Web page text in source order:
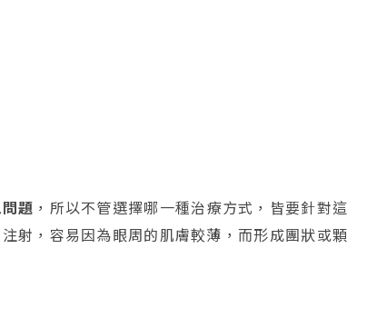
題 ，所以不管選擇哪一種治療方式，皆要針對這
射，容易因為眼周的肌膚較薄，而形成團狀或顆